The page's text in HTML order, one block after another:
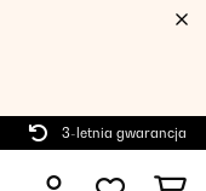
3-letnia gwarancja